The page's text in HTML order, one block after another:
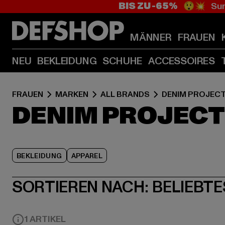
BIS ZU -65% 😲💥
MÄNNER FRAUEN
NEU BEKLEIDUNG SCHUHE ACCESSOIRES
FRAUEN MARKEN ALL BRANDS DENIM
DENIM
BEKLEIDUNG APPAREL
SORTIEREN NACH:
1 ARTIKEL